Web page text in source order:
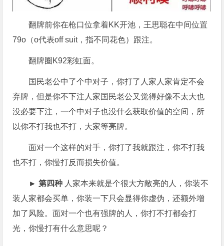
翻牌前你在枪口位拿着KK开池，王思聪在中间位置
79o（o代表off suit，指不同花色）跟注。
翻牌圈K92彩虹面。
国民老公中了个中对子，你打了人家人家肯定不会
弃牌，但是你不下注人家国民老公又觉得好像不太大也
没必要下注，一个中对子也没什么获取价值的空间，所
以你不打我也不打，大家等亮牌。
面对一个这样的对手，你打了我就跟注，你不打我
也不打，你慢打反而损失价值。
► 第四种 人家本来就是个很大方敞亮的人，你装不
装人家都会买单，你装一下只会显得你虚伪，还额外增
加了风险。面对一个也有强牌的人，你打不打都会打
光，你慢打有什么意思呢？